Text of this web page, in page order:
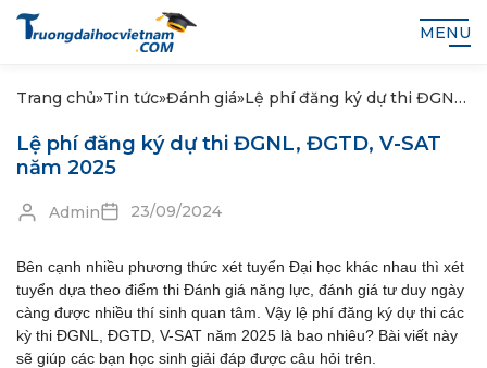
MENU
Trang chủ»Tin tức»Đánh giá»Lệ phí đăng ký dự thi ĐGNL,
Lệ phí đăng ký dự thi ĐGNL, ĐGTD, V-SAT
năm 2025
Admin 23/09/2024
Bên cạnh nhiều phương thức xét tuyển Đại học khác nhau thì xét
tuyển dựa theo điểm thi Đánh giá năng lực, đánh giá tư duy ngày
càng được nhiều thí sinh quan tâm. Vậy lệ phí đăng ký dự thi các
kỳ thi ĐGNL, ĐGTD, V-SAT năm 2025 là bao nhiêu? Bài viết này
sẽ giúp các bạn học sinh giải đáp được câu hỏi trên.